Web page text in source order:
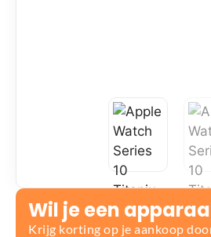
Wil je een
Krijg korting op je aankoop